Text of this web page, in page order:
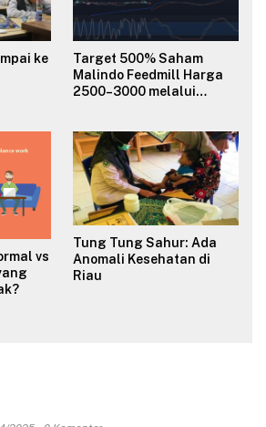
ke
Target 500% Saham
Malindo Feedmill Harga
2500–3000 melalui
vs
Tung Tung Sahur: Ada
Anomali Kesehatan di
Riau